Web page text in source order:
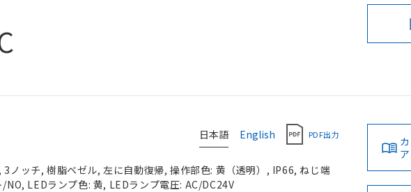
日本語 English PDF出力
ノッチ, 樹脂ベゼル, 左に自動復帰, 操作部色: 黄（透明）, IP66, ねじ端
NO, LEDランプ色: 黄, LEDランプ電圧: AC/DC24V